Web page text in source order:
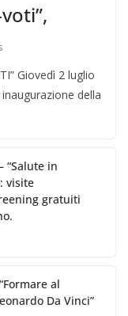
Giovedì 2 luglio
della
“Salute in
visite
gratuiti
al
Da Vinci”